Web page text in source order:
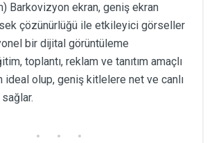
Barkovizyon ekran, geniş ekran
çözünürlüğü ile etkileyici görseller
bir dijital görüntüleme
toplantı, reklam ve tanıtım amaçlı
ideal olup, geniş kitlelere net ve canlı
sağlar.